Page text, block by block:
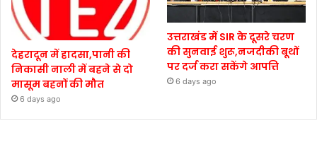
देहरादून में हादसा,पानी की
निकासी नाली में बहने से दो
मासूम बहनों की मौत
6 days ago
उत्तराखंड में SIR के दूसरे चरण
की सुनवाई शुरू,नजदीकी बूथों
पर दर्ज करा सकेंगे आपत्ति
6 days ago